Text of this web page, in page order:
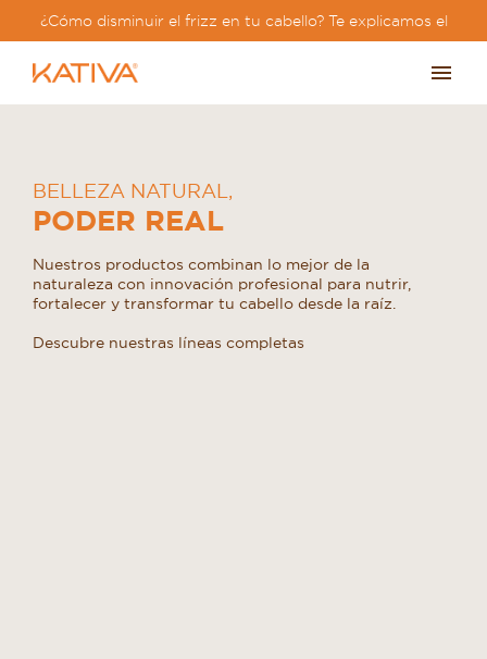
¿Cómo disminuir el frizz en tu cabello? Te explicamos el
BELLEZA NATURAL ,
PODER REAL
Nuestros productos combinan lo mejor de la
naturaleza con innovación profesional para nutrir,
fortalecer y transformar tu cabello desde la raíz.
Descubre nuestras líneas completas